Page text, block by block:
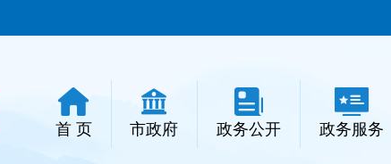
首 页 市政府 政务公开 政务服务